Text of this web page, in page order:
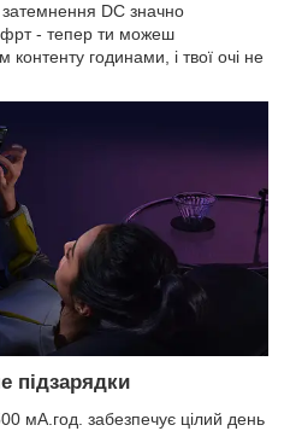
DC значно
- тепер ти можеш
годинами, і твої очі не
підзарядки
мА.год. забезпечує цілий день